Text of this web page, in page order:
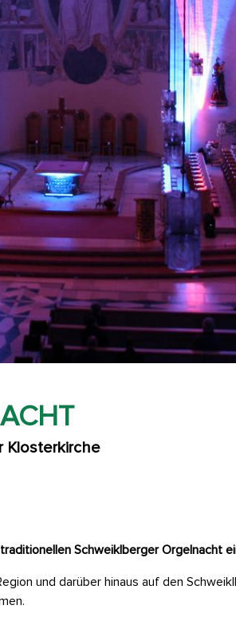
Klosterkirche
Schweiklberger Orgelnacht
und darüber hinaus auf den